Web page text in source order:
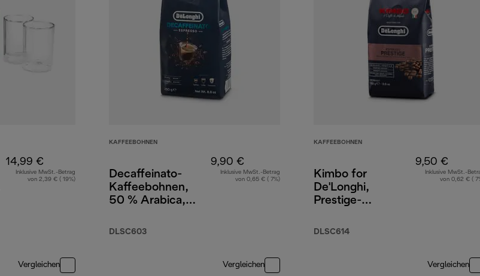
14,99 €
Inklusive MwSt.-Betrag
von 2,39 € ( 19%)
Vergleichen
KAFFEEBOHNEN
Decaffeinato-
Kaffeebohnen,
50 % Arabica,
250 g
DLSC603
9,90 €
Inklusive MwSt.-Betrag
von 0,65 € ( 7%)
Vergleichen
KAFFEEBOHNEN
Kimbo for
De'Longhi,
Prestige-
65 % Arabica
DLSC614
9,50 €
Inklusive MwSt.-
von 0,62 € (
Vergleichen